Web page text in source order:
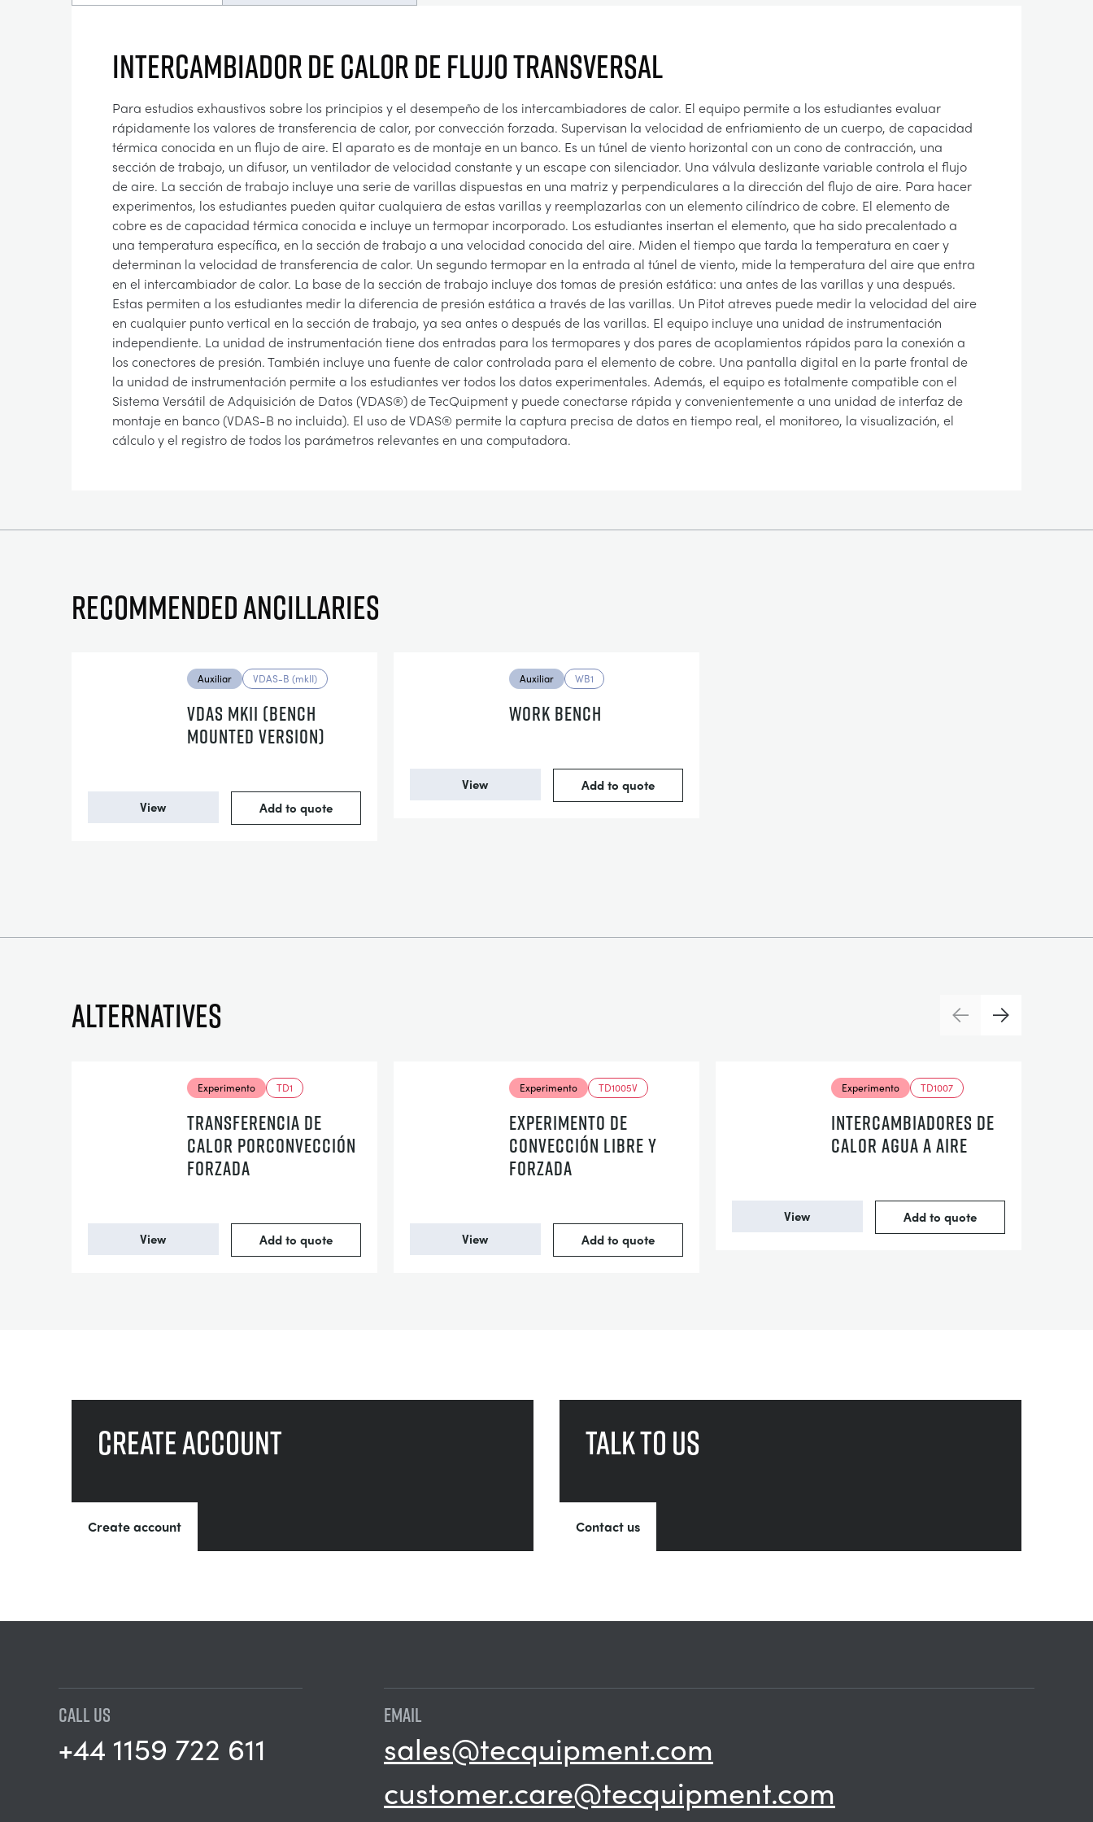
INTERCAMBIADOR DE CALOR DE FLUJO TRANSVERSAL
Para estudios exhaustivos sobre los principios y el desempeño de los intercambiadores de calor. El equipo permite a los estudiantes evaluar
rápidamente los valores de transferencia de calor, por convección forzada. Supervisan la velocidad de enfriamiento de un cuerpo, de capacidad
térmica conocida en un flujo de aire. El aparato es de montaje en un banco. Es un túnel de viento horizontal con un cono de contracción, una
sección de trabajo, un difusor, un ventilador de velocidad constante y un escape con silenciador. Una válvula deslizante variable controla el flujo
de aire. La sección de trabajo incluye una serie de varillas dispuestas en una matriz y perpendiculares a la dirección del flujo de aire. Para hacer
experimentos, los estudiantes pueden quitar cualquiera de estas varillas y reemplazarlas con un elemento cilíndrico de cobre. El elemento de
cobre es de capacidad térmica conocida e incluye un termopar incorporado. Los estudiantes insertan el elemento, que ha sido precalentado a
una temperatura específica, en la sección de trabajo a una velocidad conocida del aire. Miden el tiempo que tarda la temperatura en caer y
determinan la velocidad de transferencia de calor. Un segundo termopar en la entrada al túnel de viento, mide la temperatura del aire que entra
en el intercambiador de calor. La base de la sección de trabajo incluye dos tomas de presión estática: una antes de las varillas y una después.
Estas permiten a los estudiantes medir la diferencia de presión estática a través de las varillas. Un Pitot atreves puede medir la velocidad del aire
en cualquier punto vertical en la sección de trabajo, ya sea antes o después de las varillas. El equipo incluye una unidad de instrumentación
independiente. La unidad de instrumentación tiene dos entradas para los termopares y dos pares de acoplamientos rápidos para la conexión a
los conectores de presión. También incluye una fuente de calor controlada para el elemento de cobre. Una pantalla digital en la parte frontal de
la unidad de instrumentación permite a los estudiantes ver todos los datos experimentales. Además, el equipo es totalmente compatible con el
Sistema Versátil de Adquisición de Datos (VDAS®) de TecQuipment y puede conectarse rápida y convenientemente a una unidad de interfaz de
montaje en banco (VDAS-B no incluida). El uso de VDAS® permite la captura precisa de datos en tiempo real, el monitoreo, la visualización, el
cálculo y el registro de todos los parámetros relevantes en una computadora.
Recommended ancillaries
Auxiliar VDAS-B (mkII)
VDAS MKII (BENCH
MOUNTED VERSION)
View Add to quote
Auxiliar WB1
WORK BENCH
View Add to quote
Alternatives PreviousNext
Experimento TD1
TRANSFERENCIA DE
CALOR PORCONVECCIÓN
FORZADA
View Add to quote
Experimento TD1005V
EXPERIMENTO DE
CONVECCIÓN LIBRE Y
FORZADA
View Add to quote
Experimento TD1007
INTERCAMBIADORES DE
CALOR AGUA A AIRE
View Add to quote
Create account
Create account
Talk to us
Contact us
CALL US
+44 1159 722 611
EMAIL
sales@tecquipment.com
customer.care@tecquipment.com